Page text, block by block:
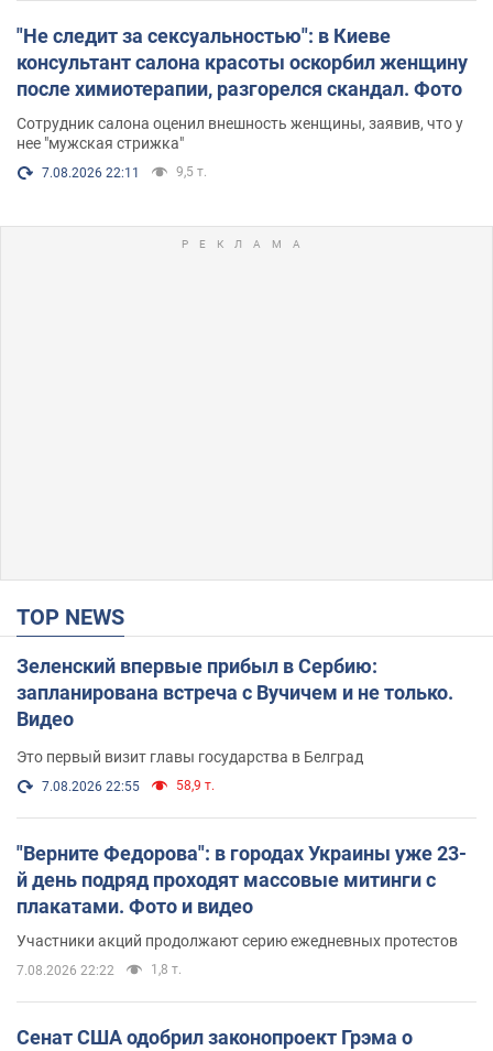
"Не следит за сексуальностью": в Киеве
консультант салона красоты оскорбил женщину
после химиотерапии, разгорелся скандал. Фото
Сотрудник салона оценил внешность женщины, заявив, что у
нее "мужская стрижка"
7.08.2026 22:11 9,5 т.
TOP NEWS
Зеленский впервые прибыл в Сербию:
запланирована встреча с Вучичем и не только.
Видео
Это первый визит главы государства в Белград
7.08.2026 22:55 58,9 т.
"Верните Федорова": в городах Украины уже 23-
й день подряд проходят массовые митинги с
плакатами. Фото и видео
Участники акций продолжают серию ежедневных протестов
7.08.2026 22:22 1,8 т.
Сенат США одобрил законопроект Грэма о